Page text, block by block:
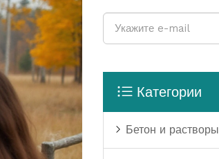
Категории
Бетон и растворы